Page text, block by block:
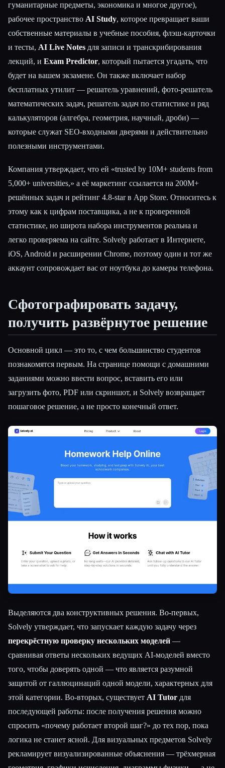
гуманитарные предметы, экономика и многое другое),
рабочее пространство AI Study, которое превращает ваши
собственные материалы в учебные пособия, флэш-карточки
и тесты, AI Live Notes для записи и транскрибирования
лекций, и Exam Predictor, который пытается угадать, что
будет на вашем экзамене. Он также включает набор
бесплатных утилит — решатель уравнений, фото-решатель
математических задач, решатель задач по статистике и ряд
калькуляторов (алгебра, геометрия, научный, дроби) —
которые служат SEO-входными дверями и действительно
полезными инструментами.
Компания утверждает, что ей «trusted by 10M+ students from
5,000+ universities,» а её маркетинг ссылается на 200M+
решённых задач и рейтинг 4.8-star в App Store. Относитесь к
этому как к цифрам поставщика, а не к проверенной
статистике, но широта набора инструментов реальна и
легко проверяема на сайте. Solvely работает в Интернете,
iOS, Android и расширении Chrome, поэтому один и тот же
аккаунт сопровождает вас от ноутбука до камеры телефона.
Сфотографировать задачу,
получить развёрнутое решение
Основной цикл — это то, с чем большинство студентов
познакомятся первым. На странице помощи с домашними
заданиями можно ввести вопрос, вставить его или
загрузить фото, PDF или скриншот, и Solvely возвращает
пошаговое решение, а не просто конечный ответ.
Выделяются два конструктивных решения. Во-первых,
Solvely утверждает, что запускает каждую задачу через
перекрёстную проверку нескольких моделей —
сравнивая ответы нескольких ведущих AI-моделей вместо
того, чтобы доверять одной — что является разумной
защитой от галлюцинаций одной модели, характерных для
этой категории. Во-вторых, существует AI Tutor для
последующей работы: после получения решения можно
спросить «почему работает второй шаг?» до тех пор, пока
логика не станет ясной. Для визуальных предметов Solvely
рекламирует визуализированные объяснения — трёхмерная